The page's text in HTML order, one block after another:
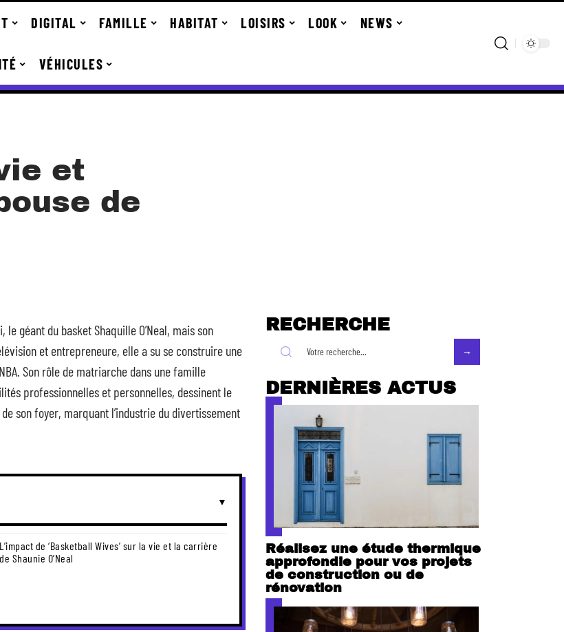
DIGITAL FAMILLE HABITAT LOISIRS LOOK NEWS
VÉHICULES
et
de
géant du basket Shaquille O’Neal, mais son
et entrepreneure, elle a su se construire une
Son rôle de matriarche dans une famille
professionnelles et personnelles, dessinent le
son foyer, marquant l’industrie du divertissement
L’impact de ‘Basketball Wives’ sur la vie et la carrière
de Shaunie O’Neal
RECHERCHE
DERNIÈRES ACTUS
Réalisez une étude thermique
approfondie pour vos projets
de construction ou de
rénovation